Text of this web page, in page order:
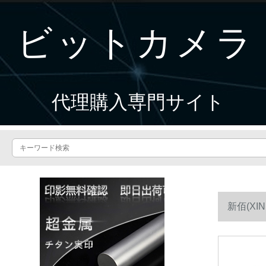
ビットカメラ
代理購入専門サイト
新佰